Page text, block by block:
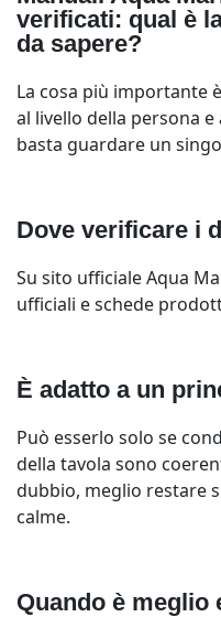
verificati: qual è
da sapere?
La cosa più importante
al livello della persona
basta guardare un
Dove verificare i
Su sito ufficiale Aqua
ufficiali e schede
È adatto a un
Può esserlo solo se
della tavola sono
dubbio, meglio restare
calme.
Quando è meglio